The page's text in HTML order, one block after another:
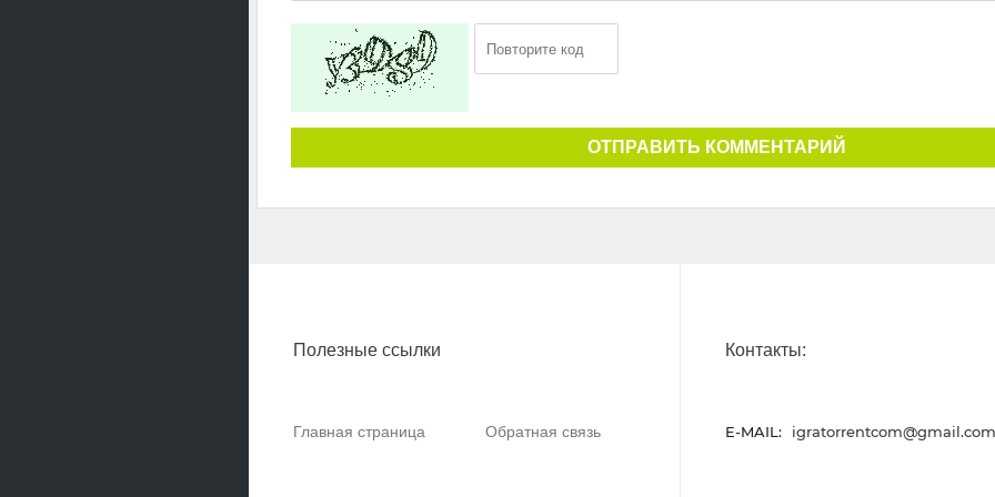
ОТПРАВИТЬ КОММЕНТАРИЙ
Полезные ссылки
Главная страница Обратная связь
Контакты:
E-MAIL: